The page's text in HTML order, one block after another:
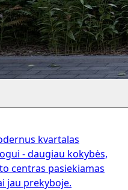
kvartalas
- daugiau kokybės,
centras pasiekiamas
jau prekyboje.